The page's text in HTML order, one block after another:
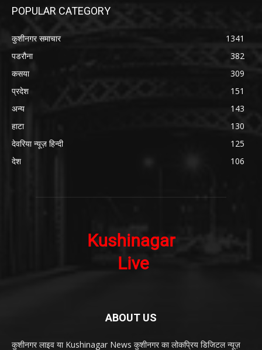
POPULAR CATEGORY
कुशीनगर समाचार
1341
पडरौना
382
कसया
309
प्रदेश
151
अन्य
143
हाटा
130
देवरिया न्यूज़ हिन्दी
125
देश
106
ABOUT US
कुशीनगर लाइव या Kushinagar News कुशीनगर का लोकप्रिय डिजिटल न्यूज़